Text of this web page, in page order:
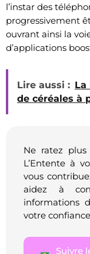
l’instar des
progressivement
ouvrant ainsi la
d’applications
Lire aussi : La
de céréales à
Ne ratez
L’Entente à
vous
aidez à
informations
votre
Suivre